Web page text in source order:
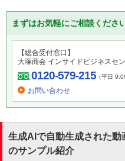
まずはお気軽にご相談ください
【総合受付窓口】
大塚商会 インサイドビジネスセ
0120-579-215（平日
お問い合わせ
生成AIで自動生成された動
のサンプル紹介